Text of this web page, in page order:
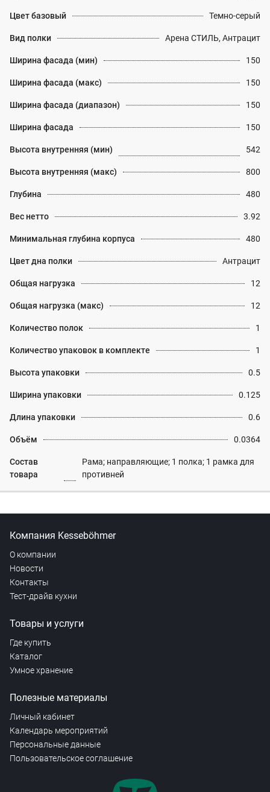
Цвет базовый Темно-серый
Вид полки Арена СТИЛЬ, Антрацит
Ширина фасада (мин) 150
Ширина фасада (макс) 150
Ширина фасада (диапазон) 150
Ширина фасада 150
Высота внутренняя (мин) 542
Высота внутренняя (макс) 800
Глубина 480
Вес нетто 3.92
Минимальная глубина корпуса 480
Цвет дна полки Антрацит
Общая нагрузка 12
Общая нагрузка (макс) 12
Количество полок 1
Количество упаковок в комплекте 1
Высота упаковки 0.5
Ширина упаковки 0.125
Длина упаковки 0.6
Объём 0.0364
Состав
товара
Рама; направляющие; 1 полка; 1 рамка для
противней
Компания Kesseböhmer
О компании
Новости
Контакты
Тест-драйв кухни
Товары и услуги
Где купить
Каталог
Умное хранение
Полезные материалы
Личный кабинет
Календарь мероприятий
Персональные данные
Пользовательское соглашение